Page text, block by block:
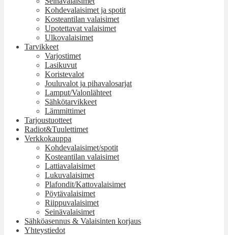
Kohdevalaisimet ja spotit
Kosteantilan valaisimet
Upotettavat valaisimet
Ulkovalaisimet
Tarvikkeet
Varjostimet
Lasikuvut
Koristevalot
Jouluvalot ja pihavalosarjat
Lamput/Valonlähteet
Sähkötarvikkeet
Lämmittimet
Tarjoustuotteet
Radiot&Tuulettimet
Verkkokauppa
Kohdevalaisimet/spotit
Kosteantilan valaisimet
Lattiavalaisimet
Lukuvalaisimet
Plafondit/Kattovalaisimet
Pöytävalaisimet
Riippuvalaisimet
Seinävalaisimet
Sähköasennus & Valaisinten korjaus
Yhteystiedot